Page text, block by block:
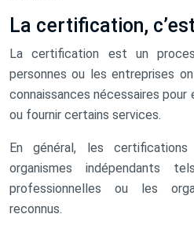
La certification,
La certification est un
personnes ou les entreprises
connaissances nécessaires
ou fournir certains services.
En général, les
organismes indépendants
professionnelles ou les
reconnus.